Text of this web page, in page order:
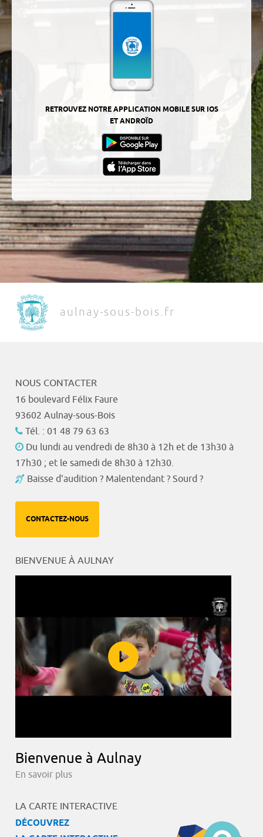
RETROUVEZ NOTRE APPLICATION MOBILE SUR IOS
ET ANDROÏD
aulnay-sous-bois.fr
NOUS CONTACTER
16 boulevard Félix Faure
93602 Aulnay-sous-Bois
Tél. : 01 48 79 63 63
Du lundi au vendredi de 8h30 à 12h et de 13h30 à
17h30 ; et le samedi de 8h30 à 12h30.
Baisse d'audition ? Malentendant ? Sourd ?
CONTACTEZ-NOUS
BIENVENUE À AULNAY
Bienvenue à Aulnay
En savoir plus
LA CARTE INTERACTIVE
DÉCOUVREZ